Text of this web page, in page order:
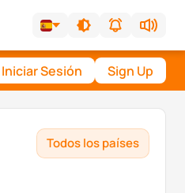
Iniciar Sesión Sign Up
Todos los países